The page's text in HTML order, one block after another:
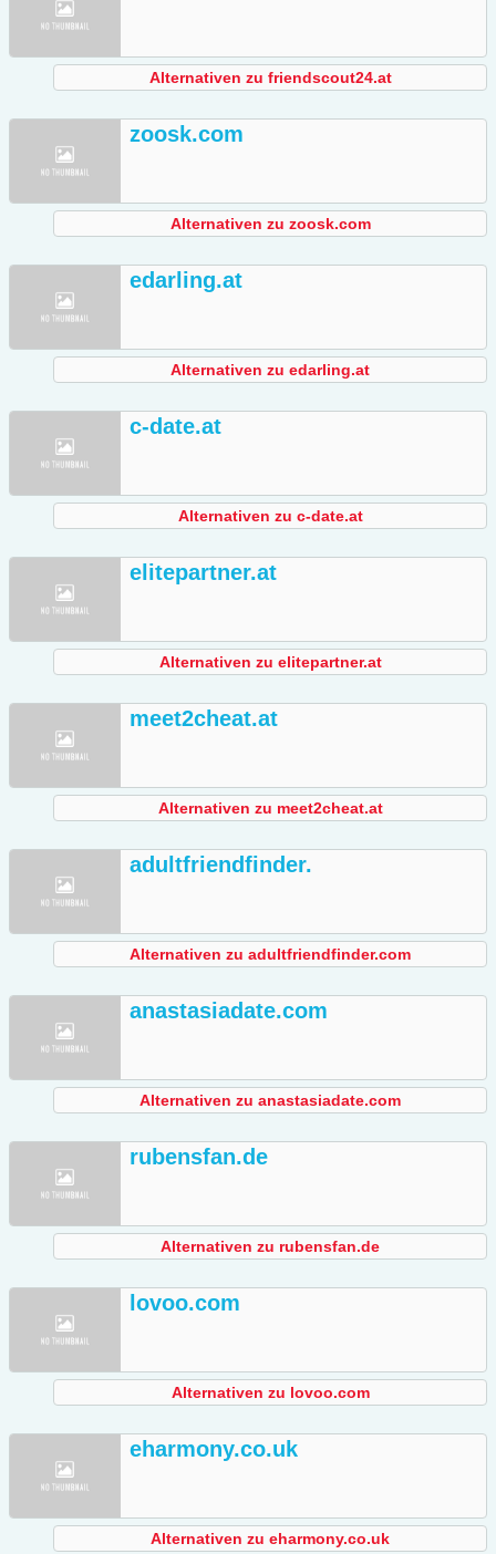
Alternativen zu friendscout24.at
zoosk.com
Alternativen zu zoosk.com
edarling.at
Alternativen zu edarling.at
c-date.at
Alternativen zu c-date.at
elitepartner.at
Alternativen zu elitepartner.at
meet2cheat.at
Alternativen zu meet2cheat.at
adultfriendfinder.
Alternativen zu adultfriendfinder.com
anastasiadate.com
Alternativen zu anastasiadate.com
rubensfan.de
Alternativen zu rubensfan.de
lovoo.com
Alternativen zu lovoo.com
eharmony.co.uk
Alternativen zu eharmony.co.uk